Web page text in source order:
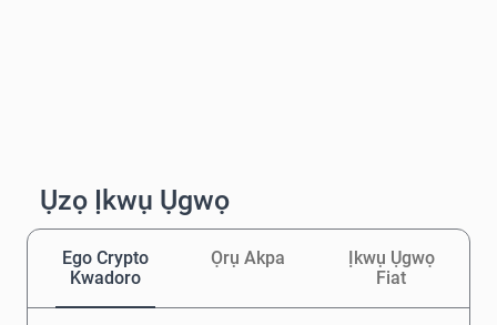
Ụzọ Ịkwụ Ụgwọ
Ego Crypto
Kwadoro
Ọrụ Akpa
Ịkwụ Ụgwọ
Fiat